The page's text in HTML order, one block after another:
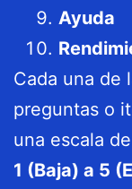
Ayuda
Cada una de
preguntas o
una escala
1 (Baja) a 5